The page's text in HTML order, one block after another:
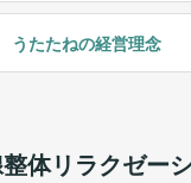
うたたねの経営理念
体リラクゼー